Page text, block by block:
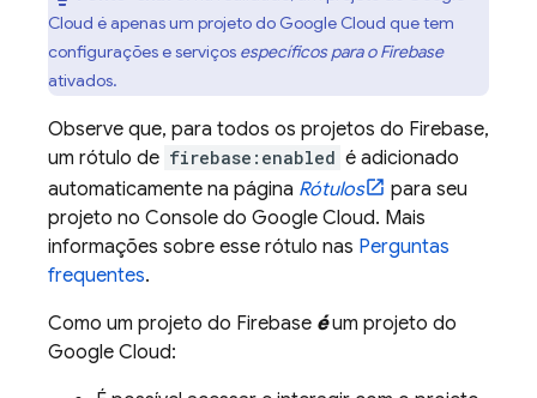
Cloud é apenas um projeto do Google Cloud que tem
configurações e serviços específicos para o Firebase
ativados.
Observe que, para todos os projetos do Firebase,
um rótulo de firebase:enabled é adicionado
automaticamente na página Rótulos
para seu
projeto no Console do Google Cloud. Mais
informações sobre esse rótulo nas Perguntas
frequentes.
Como um projeto do Firebase éum projeto do
Google Cloud: